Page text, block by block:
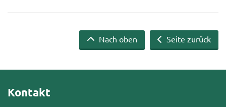
Seite zurück
Nach oben
Kontakt